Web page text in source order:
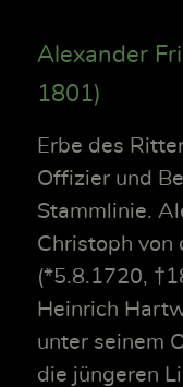
Alexander
1801)
Erbe des
Offizier und
Stammlinie.
Christoph von
(*5.8.1720,
Heinrich
unter seinem
die jüngeren